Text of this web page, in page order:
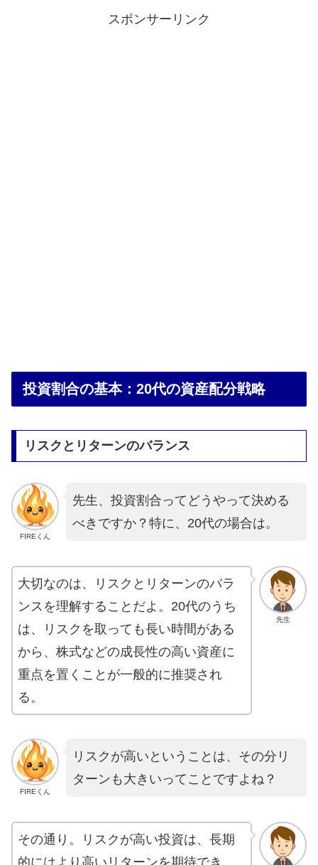
スポンサーリンク
投資割合の基本：20代の資産配分戦略
リスクとリターンのバランス
FIREくん
先生、投資割合ってどうやって決める
べきですか？特に、20代の場合は。
先生
大切なのは、リスクとリターンのバラ
ンスを理解することだよ。20代のうち
は、リスクを取っても長い時間がある
から、株式などの成長性の高い資産に
重点を置くことが一般的に推奨され
る。
FIREくん
リスクが高いということは、その分リ
ターンも大きいってことですよね？
その通り。リスクが高い投資は、長期
的にはより高いリターンを期待でき